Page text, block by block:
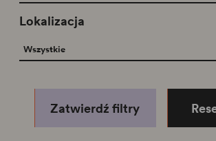
Lokalizacja
Lokalizacja
Wszystkie
Zatwierdź filtry